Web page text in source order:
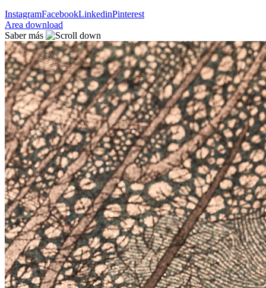
InstagramFacebookLinkedinPinterest
Area download
Saber más